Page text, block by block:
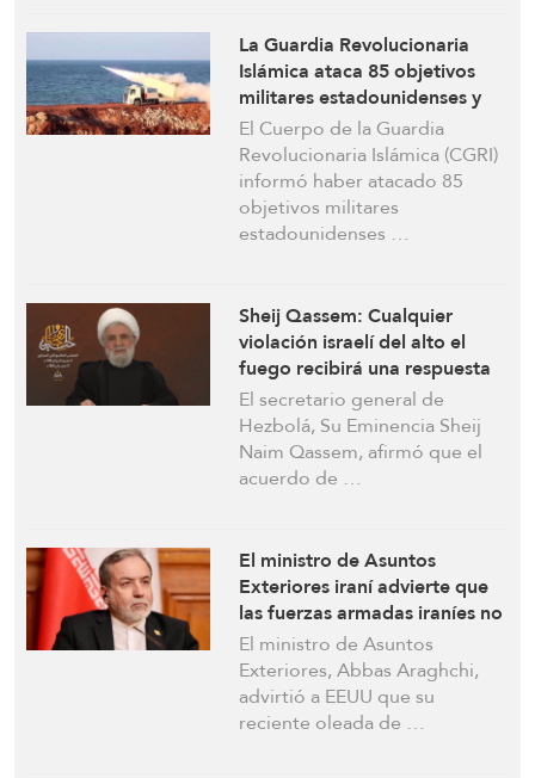
La Guardia Revolucionaria
Islámica ataca 85 objetivos
militares estadounidenses y
derriba un dron MQ-9 como
respuesta a la agresión contra
territorio iraní
El Cuerpo de la Guardia
Revolucionaria Islámica (CGRI)
informó haber atacado 85
objetivos militares
estadounidenses …
Sheij Qassem: Cualquier
violación israelí del alto el
fuego recibirá una respuesta
apropiada
El secretario general de
Hezbolá, Su Eminencia Sheij
Naim Qassem, afirmó que el
acuerdo de …
El ministro de Asuntos
Exteriores iraní advierte que
las fuerzas armadas iraníes no
dejarán ningún ataque sin
respuesta tras la reciente
agresión estadounidense
El ministro de Asuntos
Exteriores, Abbas Araghchi,
advirtió a EEUU que su
reciente oleada de …